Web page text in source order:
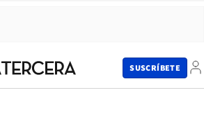
SUSCRÍBETE